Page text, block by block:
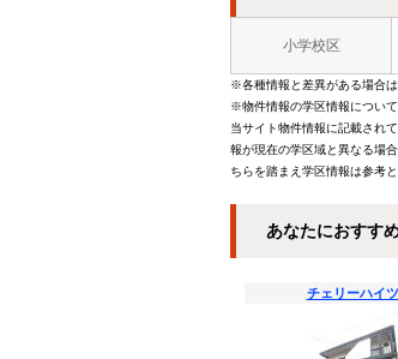
小学校区
※各種情報と差異がある場合
※物件情報の学区情報について
当サイト物件情報に記載され
報が現在の学区域と異なる場
ちらを踏まえ学区情報は参考
あなたにおすす
チェリーハイツ